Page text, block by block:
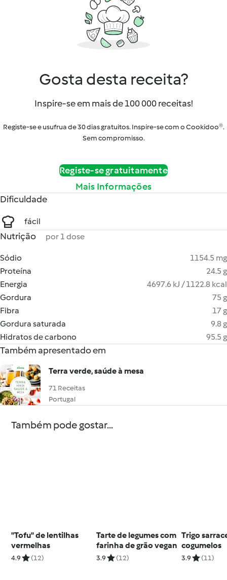
Gosta desta receita?
Inspire-se em mais de 100 000 receitas!
Registe-se e usufrua de 30 dias gratuitos. Inspire-se com o Cookidoo®.
Sem compromisso.
Registe-se gratuitamente
Mais Informações
Dificuldade
fácil
Nutrição por 1 dose
Sódio
1154.5 mg
Proteína
24.5 g
Energia
4697.6 kJ / 1122.8 kcal
Gordura
75 g
Fibra
17 g
Gordura saturada
9.8 g
Hidratos de carbono
95.5 g
Também apresentado em
Terra verde, saúde à mesa
71 Receitas
Portugal
Também pode gostar...
"Tofu" de lentilhas
vermelhas
4.9 (12)
Tarte de legumes com
farinha de grão vegan
3.9 (12)
Trigo
cogumelos
3.9 (11)